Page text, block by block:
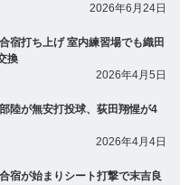
2026年6月24日
宿打ち上げ 室内練習場でも織田
換
2026年4月5日
陸が無安打投球、荻田翔惺が4
2026年4月4日
宿が始まりシート打撃で末吉良